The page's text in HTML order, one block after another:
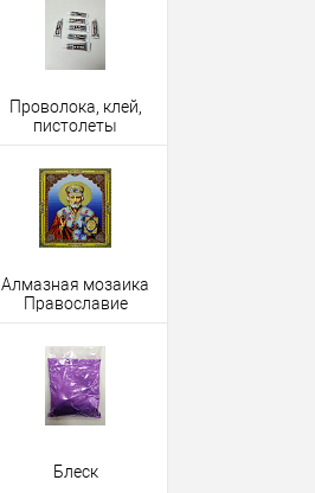
Проволока, клей,
пистолеты
Алмазная мозаика
Православие
Блеск